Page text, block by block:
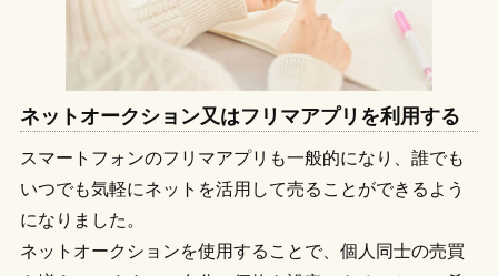
ネットオークション又はフリマアプリを利用する
スマートフォンのフリマアプリも一般的になり、誰でも
いつでも気軽にネットを活用して売ることができるよう
になりました。
ネットオークションを使用することで、個人同士の売買